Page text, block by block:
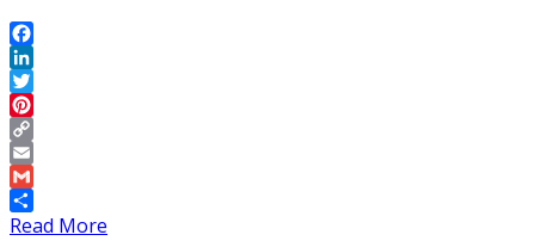
Facebook
LinkedIn
Twitter
Pinterest
Copy
Link
Email
Gmail
Share
Read More